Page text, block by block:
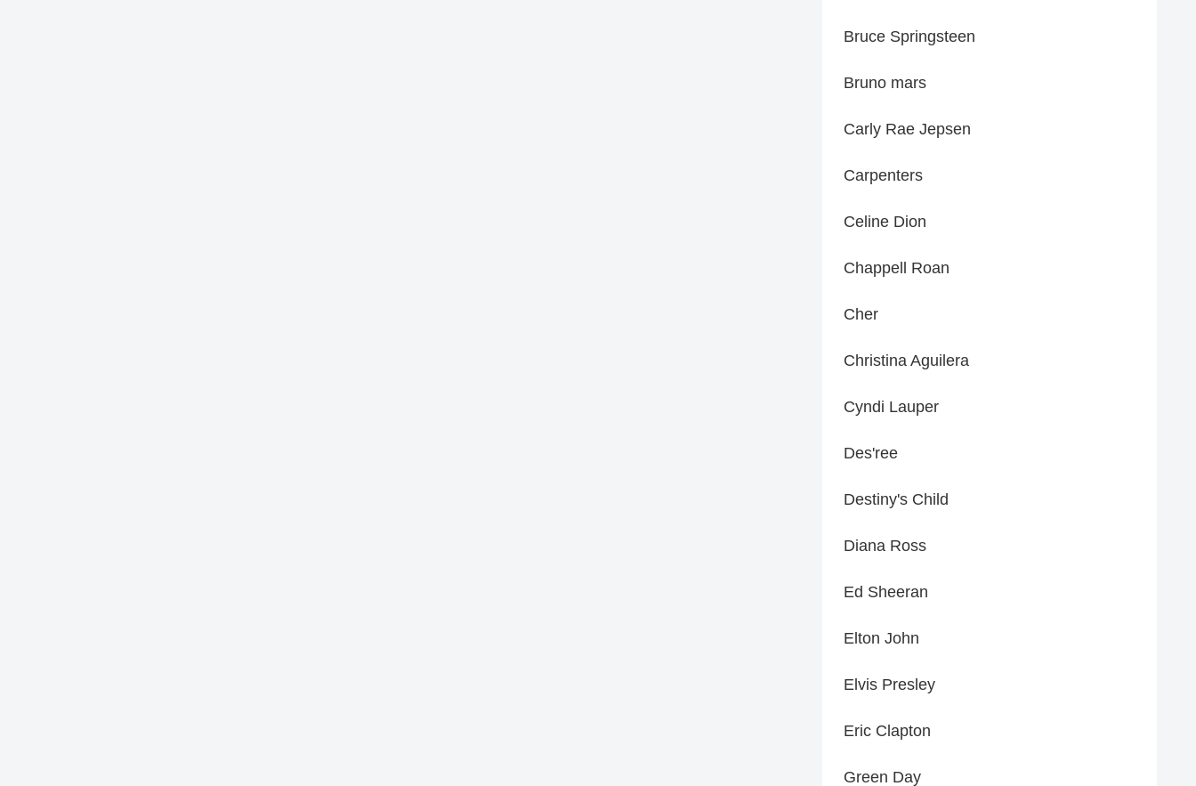
Bruce Springsteen
Bruno mars
Carly Rae Jepsen
Carpenters
Celine Dion
Chappell Roan
Cher
Christina Aguilera
Cyndi Lauper
Des'ree
Destiny's Child
Diana Ross
Ed Sheeran
Elton John
Elvis Presley
Eric Clapton
Green Day